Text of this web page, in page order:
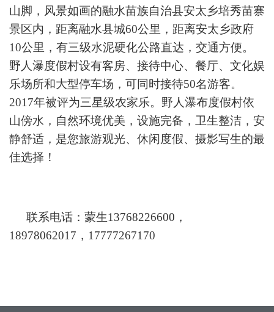
山脚，风景如画的融水苗族自治县安太乡培秀苗寨
景区内，距离融水县城60公里，距离安太乡政府
10公里，有三级水泥硬化公路直达，交通方便。
野人瀑度假村设有客房、接待中心、餐厅、文化娱
乐场所和大型停车场，可同时接待50名游客。
2017年被评为三星级农家乐。野人瀑布度假村依
山傍水，自然环境优美，设施完备，卫生整洁，安
静舒适，是您旅游观光、休闲度假、摄影写生的最
佳选择！
联系电话：蒙生13768226600 ，
18978062017 ， 17777267170